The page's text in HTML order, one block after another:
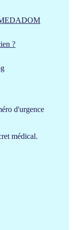
?
d'urgence
médical.